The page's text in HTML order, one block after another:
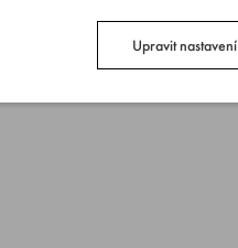
Upravit nastavení